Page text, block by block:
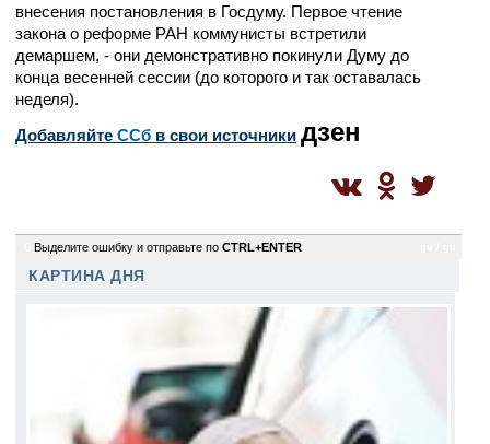
внесения постановления в Госдуму. Первое чтение
закона о реформе РАН коммунисты встретили
демаршем, - они демонстративно покинули Думу до
конца весенней сессии (до которого и так оставалась
неделя).
Добавляйте CСб в свои источники дзен
Выделите ошибку и отправьте по CTRL+ENTER
КАРТИНА ДНЯ